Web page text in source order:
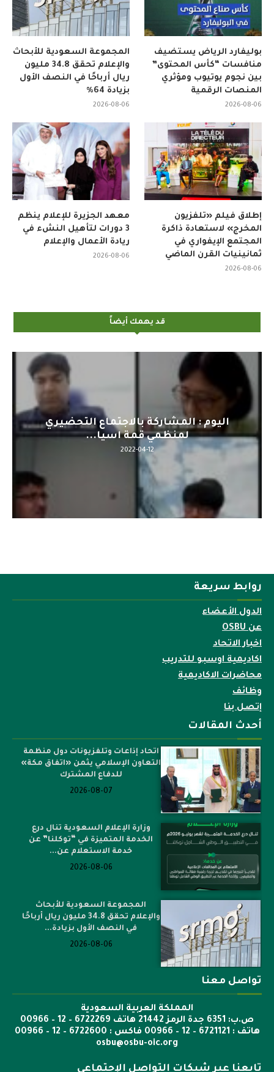
المجموعة السعودية للأبحاث
والإعلام تحقق 34.8 مليون
ريال أرباحًا في النصف الأول
بزيادة 64%
2026-08-06
بوليفارد الرياض يستضيف
منافسات “كأس المحتوى”
بين نجوم يوتيوب ومؤثري
المنصات الرقمية
2026-08-06
معهد الجزيرة للإعلام ينظم
3 دورات لتأهيل النشء في
ريادة الأعمال والإعلام
2026-08-06
إطلاق فيلم «تلفزيون
المخرج» لاستعادة ذاكرة
المجتمع الإيفواري في
ثمانينيات القرن الماضي
2026-08-06
قد يهمك أيضاً
اليوم : المشاركة بالاجتماع التحضيري
لمنظمي قمة اسيا...
2022-04-12
روابط سريعة
الدول الأعضاء
عن OSBU
اخبار الاتحاد
اكاديمية اوسبو للتدريب
محاضرات الاكاديمية
وظائف
إتصل بنا
أحدث المقالات
اتحاد إذاعات وتلفزيونات دول منظمة
التعاون الإسلامي يثمن «اتفاق مكة»
للدفاع المشترك
2026-08-07
وزارة الإعلام السعودية تنال درع
الخدمة المتميزة في “توكلنا” عن
خدمة الاستعلام عن...
2026-08-06
المجموعة السعودية للأبحاث
والإعلام تحقق 34.8 مليون ريال أرباحًا
في النصف الأول بزيادة...
2026-08-06
تواصل معنا
المملكة العربية السعودية
ص.ب: 6351 جدة الرمز 21442 هاتف 6722269 – 12 – 00966
هاتف : 6721121 – 12 – 00966 فاكس : 6722600 – 12 – 00966
osbu@osbu-oic.org
تابعنا عبر شبكات التواصل الإجتماعي